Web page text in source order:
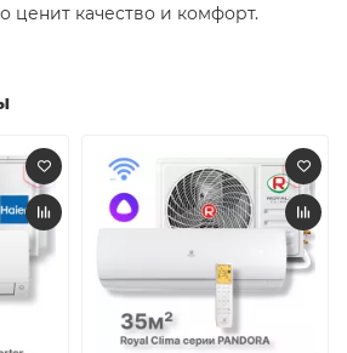
ценит качество и комфорт.